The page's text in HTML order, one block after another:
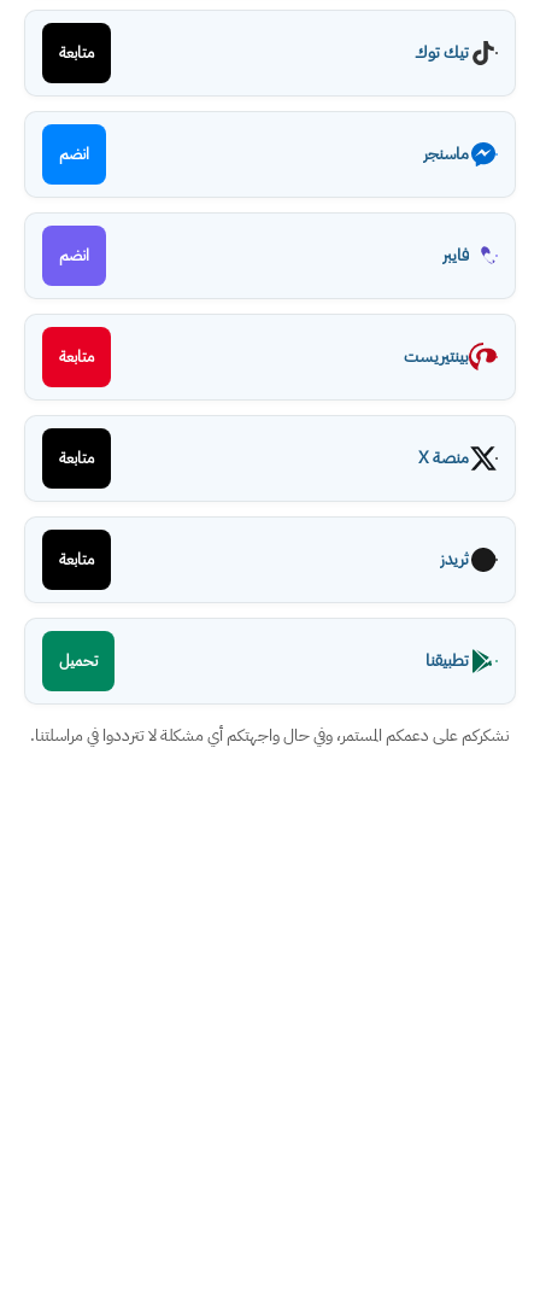
تيك توك متابعة
ماسنجر انضم
فايبر انضم
بينتيريست متابعة
منصة X متابعة
ثريدز متابعة
تطبيقنا تحميل
نشكركم على دعمكم المستمر، وفي حال واجهتكم أي مشكلة لا تترددوا في مراسلتنا.